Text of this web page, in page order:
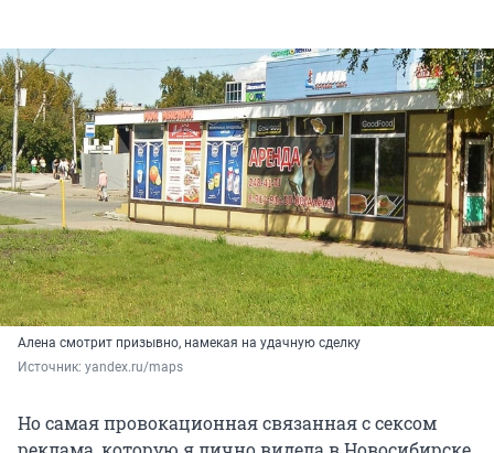
Алена смотрит призывно, намекая на удачную сделку
Источник: yandex.ru/maps
Но самая провокационная связанная с сексом